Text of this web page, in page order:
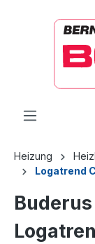
Heizung
Logatrend